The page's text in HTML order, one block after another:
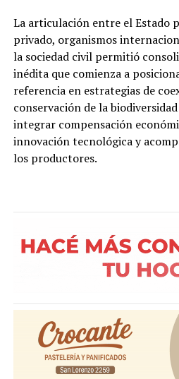
La articulación entre el Estado
privado, organismos
la sociedad civil permitió
inédita que comienza a
referencia en estrategias de
conservación de la
integrar compensación
innovación tecnológica y
los productores.